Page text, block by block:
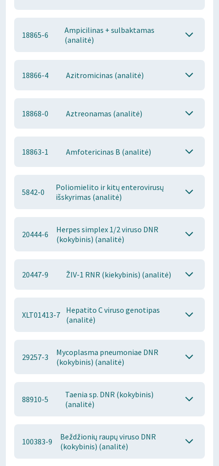
18865-6
Ampicilinas + sulbaktamas
(analitė)
18866-4 Azitromicinas (analitė)
18868-0 Aztreonamas (analitė)
18863-1 Amfotericinas B (analitė)
5842-0
Poliomielito ir kitų enterovirusų
išskyrimas (analitė)
20444-6
Herpes simplex 1/2 viruso DNR
(kokybinis) (analitė)
20447-9 ŽIV-1 RNR (kiekybinis) (analitė)
XLT01413-7
Hepatito C viruso genotipas
(analitė)
29257-3
Mycoplasma pneumoniae DNR
(kokybinis) (analitė)
88910-5
Taenia sp. DNR (kokybinis)
(analitė)
100383-9
Beždžionių raupų viruso DNR
(kokybinis) (analitė)